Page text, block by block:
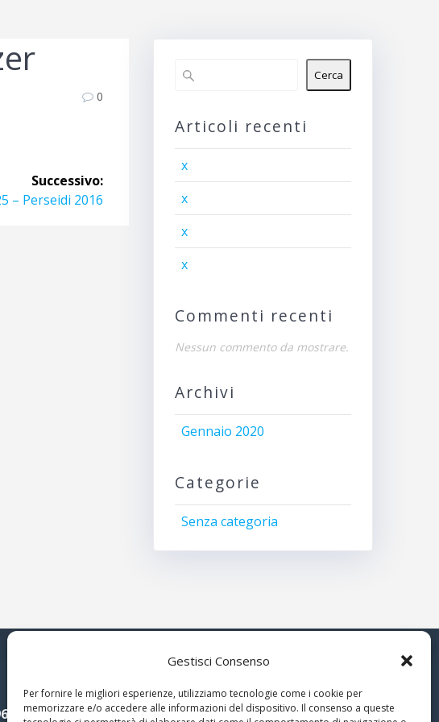
Gestisci Consenso
Per fornire le migliori esperienze, utilizziamo tecnologie come i cookie per
memorizzare e/o accedere alle informazioni del dispositivo. Il consenso a queste
0
Successivo:
– Perseidi 2016
Cerca
Articoli recenti
x
x
x
x
Commenti recenti
Nessun commento da mostrare.
Archivi
Gennaio 2020
Categorie
Senza categoria
nella
© 2026 Associazione Astrofili
Segusini